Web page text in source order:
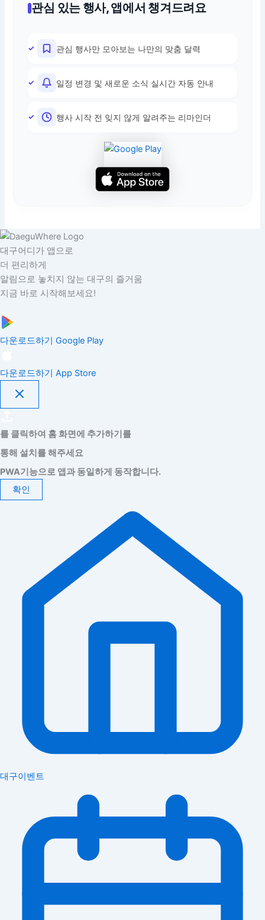
관심 있는 행사, 앱에서 챙겨드려요
관심 행사만 모아보는 나만의 맞춤 달력
일정 변경 및 새로운 소식 실시간 자동 안내
행사 시작 전 잊지 않게 알려주는 리마인더
대구어디가 앱으로
더 편리하게
알림으로 놓치지 않는 대구의 즐거움
지금 바로 시작해보세요!
다운로드하기 Google Play
다운로드하기 App Store
를 클릭하여 홈 화면에 추가하기를
통해 설치를 해주세요
PWA기능으로 앱과 동일하게 동작합니다.
확인
대구이벤트